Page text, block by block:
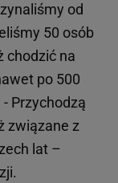
od
50 osób
chodzić na
po 500
- Przychodzą
związane z
lat –